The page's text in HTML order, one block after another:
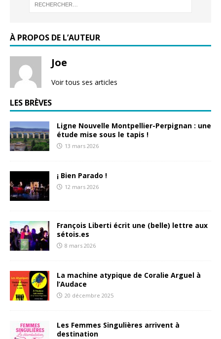
À PROPOS DE L’AUTEUR
Joe
Voir tous ses articles
LES BRÈVES
Ligne Nouvelle Montpellier-Perpignan : une
étude mise sous le tapis !
13 mars 2026
¡ Bien Parado !
12 mars 2026
François Liberti écrit une (belle) lettre aux
sétois.es
8 mars 2026
La machine atypique de Coralie Arguel à
l’Audace
20 décembre 2025
Les Femmes Singulières arrivent à
destination